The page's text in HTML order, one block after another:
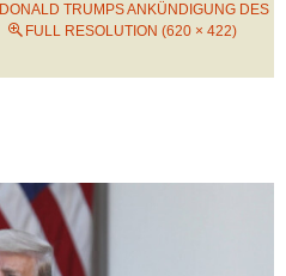
DONALD TRUMPS ANKÜNDIGUNG DES
FULL RESOLUTION (620 × 422)